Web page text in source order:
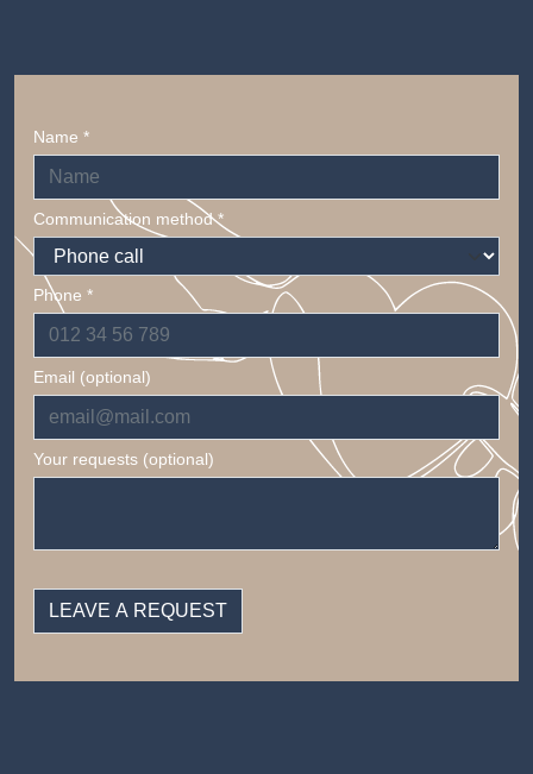
Name *
Communication method *
Phone *
Email (optional)
Your requests (optional)